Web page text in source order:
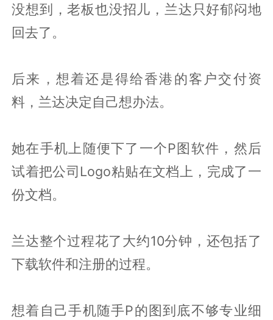
没想到，老板也没招儿，兰达只好郁闷地
回去了。
后来，想着还是得给香港的客户交付资
料，兰达决定自己想办法。
她在手机上随便下了一个P图软件，然后
试着把公司Logo粘贴在文档上，完成了一
份文档。
兰达整个过程花了大约10分钟，还包括了
下载软件和注册的过程。
想着自己手机随手P的图到底不够专业细